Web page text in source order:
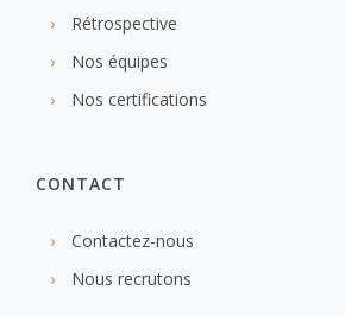
Rétrospective
Nos équipes
Nos certifications
CONTACT
Contactez-nous
Nous recrutons